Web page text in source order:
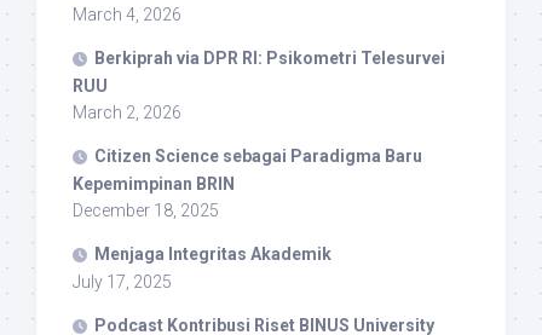
March 4, 2026
Berkiprah via DPR RI: Psikometri Telesurvei
RUU
March 2, 2026
Citizen Science sebagai Paradigma Baru
Kepemimpinan BRIN
December 18, 2025
Menjaga Integritas Akademik
July 17, 2025
Podcast Kontribusi Riset BINUS University